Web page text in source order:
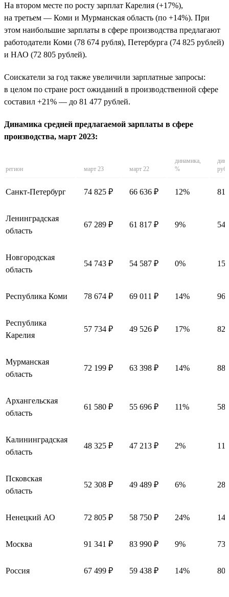
На втором месте по росту зарплат Карелия (+17%),
на третьем — Коми и Мурманская область (по +14%). При
этом наибольшие зарплаты в сфере производства предлагают
работодатели Коми (78 674 рубля), Петербурга (74 825 рублей)
и НАО (72 805 рублей).
Соискатели за год также увеличили зарплатные запросы:
в целом по стране рост ожиданий в производственной сфере
составил +21% — до 81 477 рублей.
Динамика средней предлагаемой зарплаты в сфере
производства, март 2023:
регион март 23 март 22
динамика,
%
руб.
Санкт-Петербург 74 825 ₽ 66 636 ₽ 12%
Ленинградская
область
67 289 ₽ 61 817 ₽ 9%
Новгородская
область
54 743 ₽ 54 587 ₽ 0%
Республика Коми 78 674 ₽ 69 011 ₽ 14%
Республика
Карелия
57 734 ₽ 49 526 ₽ 17%
Мурманская
область
72 199 ₽ 63 398 ₽ 14%
Архангельская
область
61 580 ₽ 55 696 ₽ 11%
Калининградская
область
48 325 ₽ 47 213 ₽ 2%
Псковская
область
52 308 ₽ 49 489 ₽ 6%
Ненецкий АО 72 805 ₽ 58 750 ₽ 24% 14
Москва 91 341 ₽ 83 990 ₽ 9%
Россия 67 499 ₽ 59 438 ₽ 14%